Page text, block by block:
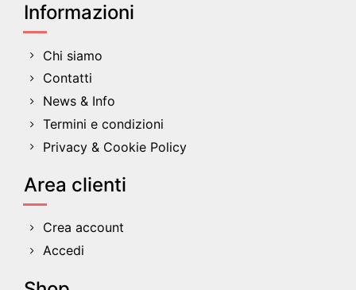
Informazioni
Chi siamo
Contatti
News & Info
Termini e condizioni
Privacy & Cookie Policy
Area clienti
Crea account
Accedi